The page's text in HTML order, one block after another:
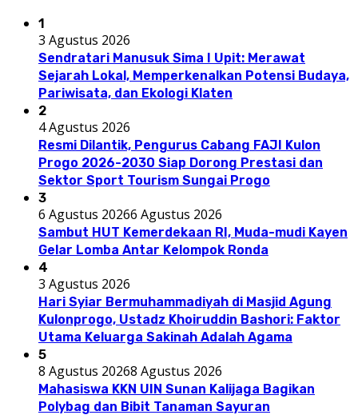
1
3 Agustus 2026
Sendratari Manusuk Sima I Upit: Merawat
Sejarah Lokal, Memperkenalkan Potensi Budaya,
Pariwisata, dan Ekologi Klaten
2
4 Agustus 2026
Resmi Dilantik, Pengurus Cabang FAJI Kulon
Progo 2026-2030 Siap Dorong Prestasi dan
Sektor Sport Tourism Sungai Progo
3
6 Agustus 20266 Agustus 2026
Sambut HUT Kemerdekaan RI, Muda-mudi Kayen
Gelar Lomba Antar Kelompok Ronda
4
3 Agustus 2026
Hari Syiar Bermuhammadiyah di Masjid Agung
Kulonprogo, Ustadz Khoiruddin Bashori: Faktor
Utama Keluarga Sakinah Adalah Agama
5
8 Agustus 20268 Agustus 2026
Mahasiswa KKN UIN Sunan Kalijaga Bagikan
Polybag dan Bibit Tanaman Sayuran